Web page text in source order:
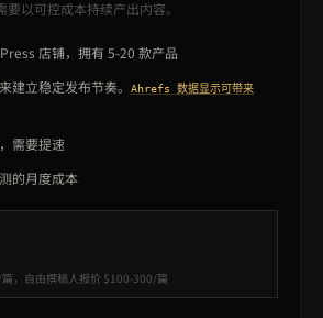
以可控成本持续产出内容。
店铺，拥有 5-20 款产品
建立稳定发布节奏。
Ahrefs 数据显示可带来
需要提速
的月度成本
，自由撰稿人报价 $100-300/篇